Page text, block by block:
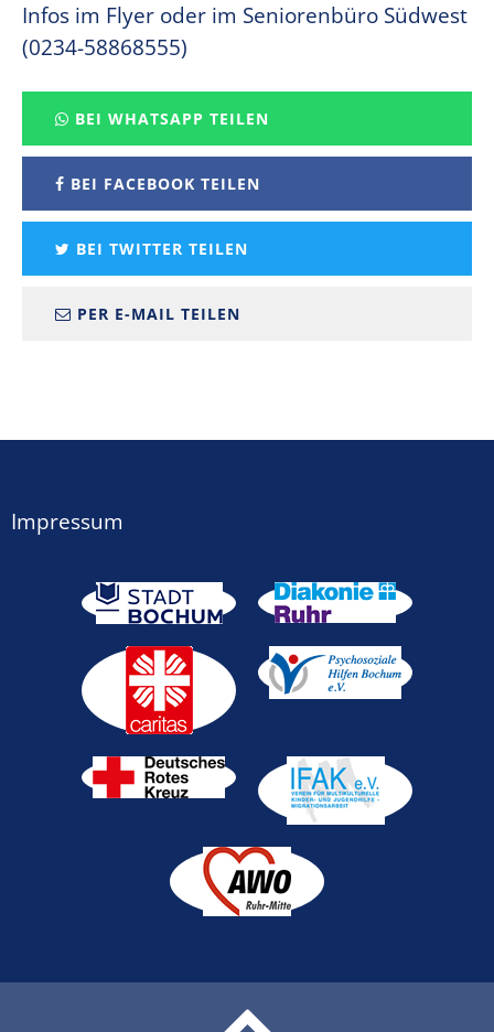
Infos im Flyer oder im Seniorenbüro Südwest
(0234-58868555)
BEI WHATSAPP TEILEN
BEI FACEBOOK TEILEN
BEI TWITTER TEILEN
PER E-MAIL TEILEN
Impressum